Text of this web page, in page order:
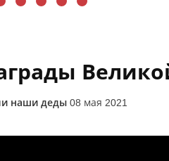
наши деды 08 мая 2021